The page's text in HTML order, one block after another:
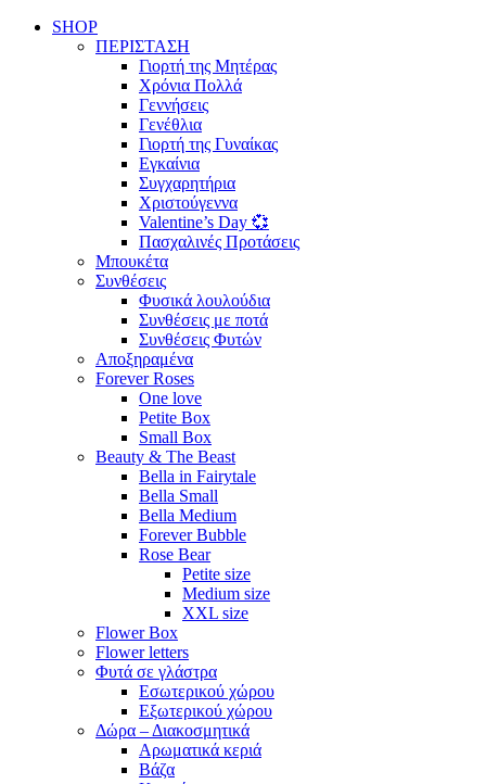
SHOP
ΠΕΡΙΣΤΑΣΗ
Γιορτή της Μητέρας
Χρόνια Πολλά
Γεννήσεις
Γενέθλια
Γιορτή της Γυναίκας
Εγκαίνια
Συγχαρητήρια
Χριστούγεννα
Valentine’s Day 💞
Πασχαλινές Προτάσεις
Μπουκέτα
Συνθέσεις
Φυσικά λουλούδια
Συνθέσεις με ποτά
Συνθέσεις Φυτών
Αποξηραμένα
Forever Roses
One love
Petite Box
Small Box
Beauty & The Beast
Bella in Fairytale
Bella Small
Bella Medium
Forever Bubble
Rose Bear
Petite size
Medium size
XXL size
Flower Box
Flower letters
Φυτά σε γλάστρα
Εσωτερικού χώρου
Εξωτερικού χώρου
Δώρα – Διακοσμητικά
Αρωματικά κεριά
Βάζα